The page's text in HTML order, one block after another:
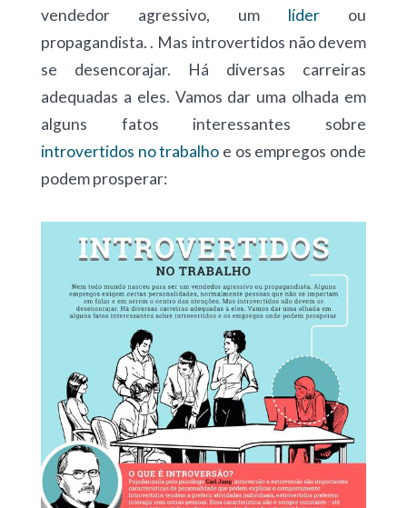
vendedor agressivo, um líder ou
propagandista. . Mas introvertidos não devem
se desencorajar. Há diversas carreiras
adequadas a eles. Vamos dar uma olhada em
alguns fatos interessantes sobre
introvertidos no trabalho e os empregos onde
podem prosperar: